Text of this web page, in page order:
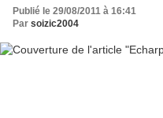
Publié le 29/08/2011 à 16:41
Par soizic2004